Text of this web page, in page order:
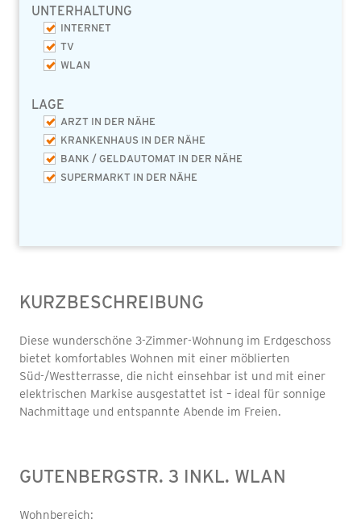
UNTERHALTUNG
INTERNET
TV
WLAN
LAGE
ARZT IN DER NÄHE
KRANKENHAUS IN DER NÄHE
BANK / GELDAUTOMAT IN DER NÄHE
SUPERMARKT IN DER NÄHE
KURZBESCHREIBUNG
Diese wunderschöne 3-Zimmer-Wohnung im Erdgeschoss
bietet komfortables Wohnen mit einer möblierten
Süd-/Westterrasse, die nicht einsehbar ist und mit einer
elektrischen Markise ausgestattet ist – ideal für sonnige
Nachmittage und entspannte Abende im Freien.
GUTENBERGSTR. 3 INKL. WLAN
Wohnbereich: